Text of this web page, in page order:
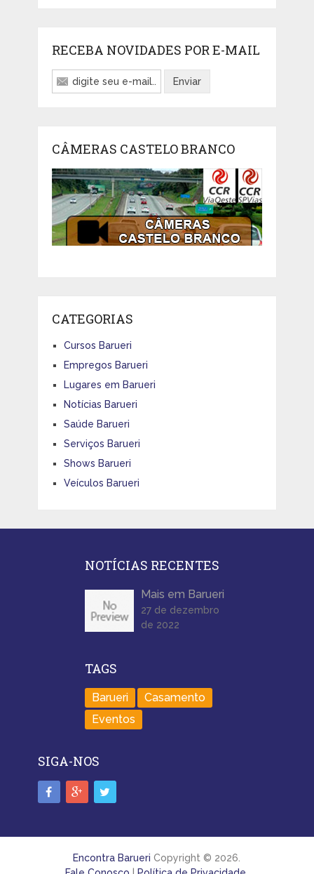
RECEBA NOVIDADES POR E-MAIL
CÂMERAS CASTELO BRANCO
CATEGORIAS
Cursos Barueri
Empregos Barueri
Lugares em Barueri
Notícias Barueri
Saúde Barueri
Serviços Barueri
Shows Barueri
Veículos Barueri
NOTÍCIAS RECENTES
Mais em Barueri
27 de dezembro
de 2022
TAGS
Barueri
Casamento
Eventos
SIGA-NOS
Encontra Barueri Copyright © 2026.